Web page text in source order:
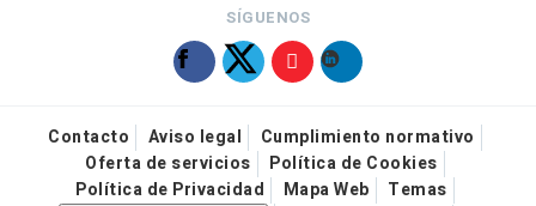
SÍGUENOS
Contacto Aviso legal
Cumplimiento normativo
Oferta de servicios
Política de Cookies
Política de Privacidad
Mapa Web
Temas